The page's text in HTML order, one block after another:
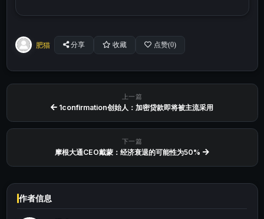
肥猫 分享 收藏 点赞(0)
上一篇
1confirmation创始人：加密贷款即将被主流采用
下一篇
摩根大通CEO戴蒙：经济衰退的可能性为50%
作者信息